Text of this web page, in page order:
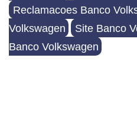
Reclamacoes Banco
Volkswagen
Site Banco
Banco Volkswagen